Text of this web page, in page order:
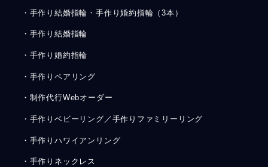
・手作り結婚指輪・手作り婚約指輪（3本）
・手作り結婚指輪
・手作り婚約指輪
・手作りペアリング
・制作代行Webオーダー
・手作りベビーリング／手作りファミリーリング
・手作りハワイアンリング
・手作りネックレス